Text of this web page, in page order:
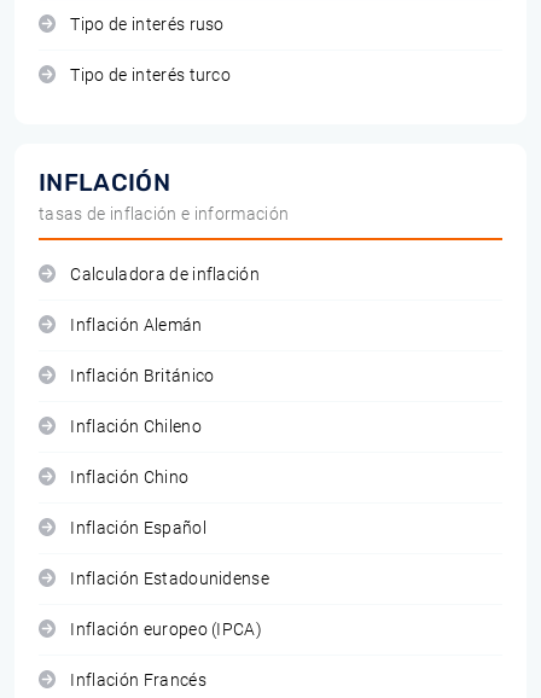
Tipo de interés ruso
Tipo de interés turco
INFLACIÓN
tasas de inflación e información
Calculadora de inflación
Inflación Alemán
Inflación Británico
Inflación Chileno
Inflación Chino
Inflación Español
Inflación Estadounidense
Inflación europeo (IPCA)
Inflación Francés